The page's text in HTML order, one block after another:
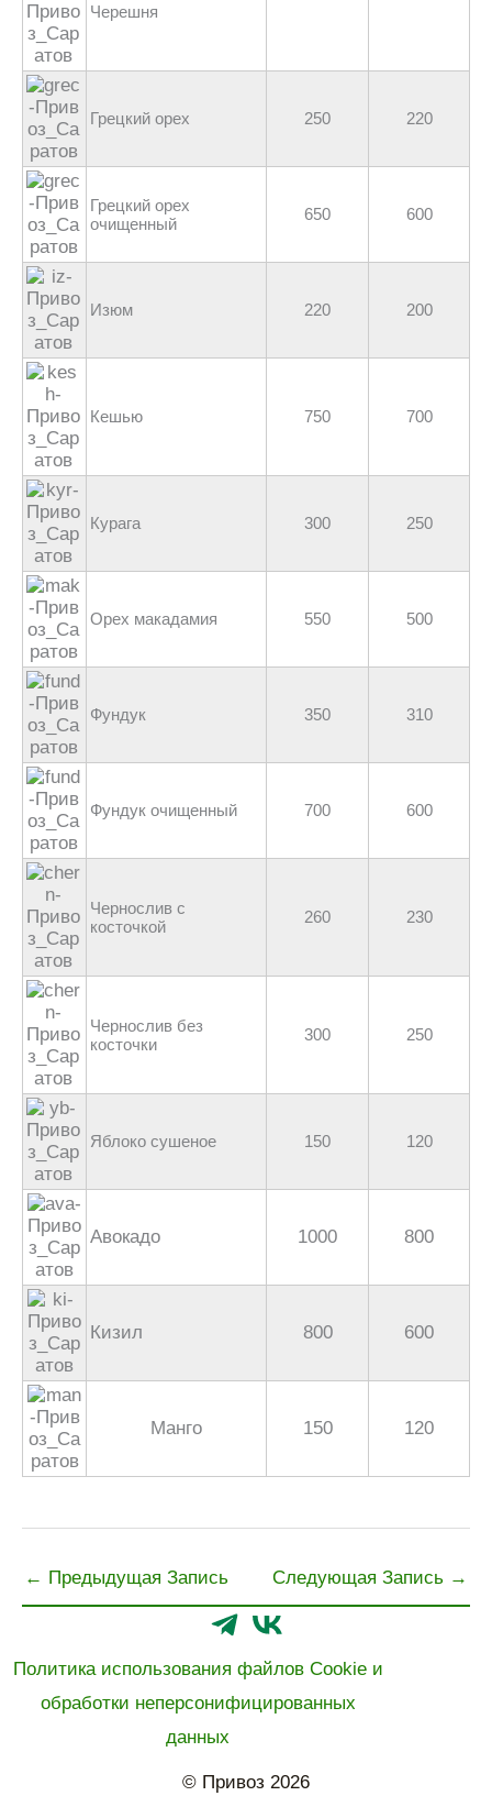
Черешня
Грецкий орех 250 220
Грецкий орех
очищенный
650 600
Изюм 220 200
Кешью 750 700
Курага 300 250
Орех макадамия 550 500
Фундук 350 310
Фундук очищенный 700 600
Чернослив с
косточкой
260 230
Чернослив без
косточки
300 250
Яблоко сушеное 150 120
Авокадо 1000 800
Кизил 800 600
Манго 150 120
← Предыдущая Запись Следующая Запись →
Политика использования файлов Cookie и
обработки неперсонифицированных
данных
© Привоз 2026